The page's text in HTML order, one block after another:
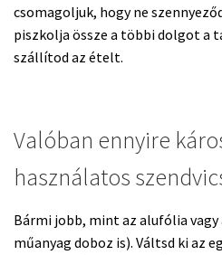
csomagoljuk, hogy ne
piszkolja össze a többi dolgot a
szállítod az ételt.
Valóban ennyire
használatos
Bármi jobb, mint az alufólia vagy
műanyag doboz is). Váltsd ki az